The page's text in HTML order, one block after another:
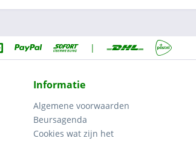
|
Informatie
Algemene voorwaarden
Beursagenda
Cookies wat zijn het